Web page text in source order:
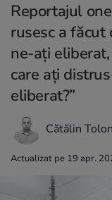
Reportajul
rusesc a făcut
ne-ați
care ați
eliberat?”
Cătălin
Actualizat pe 19 apr.